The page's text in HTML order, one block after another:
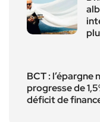
BCT : l’épargne
progresse de
déficit de